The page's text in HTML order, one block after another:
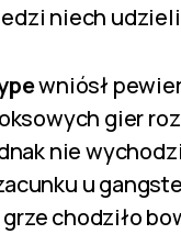
niech
wniósł
gier
nie
u
chodziło